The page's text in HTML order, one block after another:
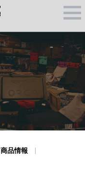
M
U
商品情報